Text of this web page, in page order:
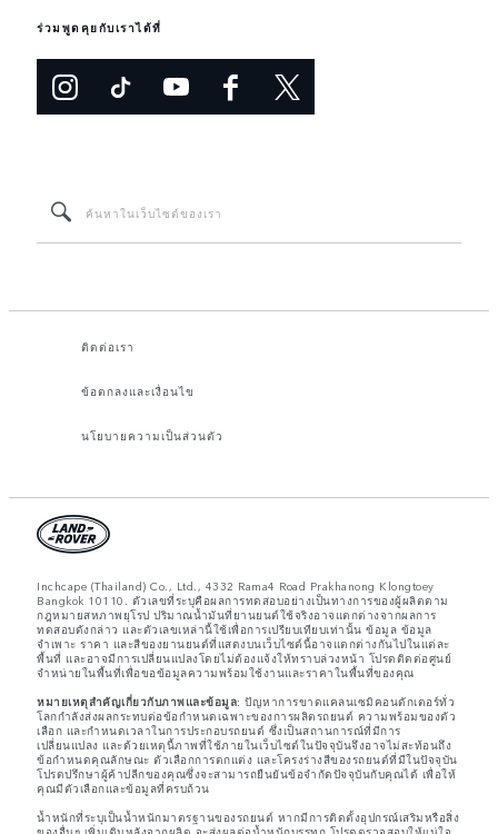
ร่วมพูดคุยกับเราได้ที่
ติดต่อเรา
ข้อตกลงและเงื่อนไข
นโยบายความเป็นส่วนตัว
Inchcape (Thailand) Co., Ltd., 4332 Rama4 Road Prakhanong Klongtoey
Bangkok 10110. ตัวเลขที่ระบุคือผลการทดสอบอย่างเป็นทางการของผู้ผลิตตาม
กฎหมายสหภาพยุโรป ปริมาณน้ำมันที่ยานยนต์ใช้จริงอาจแตกต่างจากผลการ
ทดสอบดังกล่าว และตัวเลขเหล่านี้ใช้เพื่อการเปรียบเทียบเท่านั้น ข้อมูล ข้อมูล
จำเพาะ ราคา และสีของยานยนต์ที่แสดงบนเว็บไซต์นี้อาจแตกต่างกันไปในแต่ละ
พื้นที่ และอาจมีการเปลี่ยนแปลงโดยไม่ต้องแจ้งให้ทราบล่วงหน้า โปรดติดต่อศูนย์
จำหน่ายในพื้นที่เพื่อขอข้อมูลความพร้อมใช้งานและราคาในพื้นที่ของคุณ
หมายเหตุสำคัญเกี่ยวกับภาพและข้อมูล: ปัญหาการขาดแคลนเซมิคอนดักเตอร์ทั่ว
โลกกำลังส่งผลกระทบต่อข้อกำหนดเฉพาะของการผลิตรถยนต์ ความพร้อมของตัว
เลือก และกำหนดเวลาในการประกอบรถยนต์ ซึ่งเป็นสถานการณ์ที่มีการ
เปลี่ยนแปลง และด้วยเหตุนี้ภาพที่ใช้ภายในเว็บไซต์ในปัจจุบันจึงอาจไม่สะท้อนถึง
ข้อกำหนดคุณลักษณะ ตัวเลือกการตกแต่ง และโครงร่างสีของรถยนต์ที่มีในปัจจุบัน
โปรดปรึกษาผู้ค้าปลีกของคุณซึ่งจะสามารถยืนยันข้อจำกัดปัจจุบันกับคุณได้ เพื่อให้
คุณมีตัวเลือกและข้อมูลที่ครบถ้วน
น้ำหนักที่ระบุเป็นน้ำหนักมาตรฐานของรถยนต์ หากมีการติดตั้งอุปกรณ์เสริมหรือสิ่ง